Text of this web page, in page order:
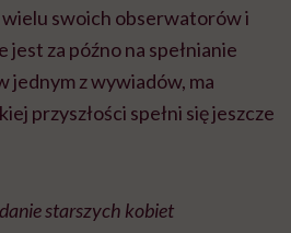
swoich obserwatorów i
jest za późno na spełnianie
jednym z wywiadów, ma
przyszłości spełni się jeszcze
starszych kobiet